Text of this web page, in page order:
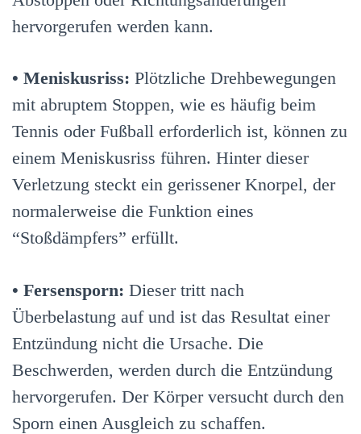
hervorgerufen werden kann.
• Meniskusriss: Plötzliche Drehbewegungen
mit abruptem Stoppen, wie es häufig beim
Tennis oder Fußball erforderlich ist, können zu
einem Meniskusriss führen. Hinter dieser
Verletzung steckt ein gerissener Knorpel, der
normalerweise die Funktion eines
“Stoßdämpfers” erfüllt.
• Fersensporn: Dieser tritt nach
Überbelastung auf und ist das Resultat einer
Entzündung nicht die Ursache. Die
Beschwerden, werden durch die Entzündung
hervorgerufen. Der Körper versucht durch den
Sporn einen Ausgleich zu schaffen.